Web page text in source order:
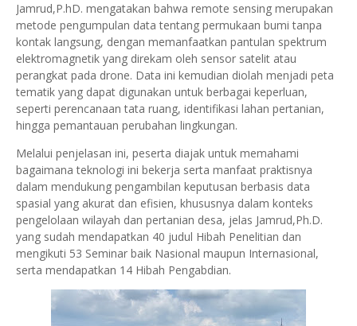
Jamrud,P.hD. mengatakan bahwa remote sensing merupakan
metode pengumpulan data tentang permukaan bumi tanpa
kontak langsung, dengan memanfaatkan pantulan spektrum
elektromagnetik yang direkam oleh sensor satelit atau
perangkat pada drone. Data ini kemudian diolah menjadi peta
tematik yang dapat digunakan untuk berbagai keperluan,
seperti perencanaan tata ruang, identifikasi lahan pertanian,
hingga pemantauan perubahan lingkungan.
Melalui penjelasan ini, peserta diajak untuk memahami
bagaimana teknologi ini bekerja serta manfaat praktisnya
dalam mendukung pengambilan keputusan berbasis data
spasial yang akurat dan efisien, khususnya dalam konteks
pengelolaan wilayah dan pertanian desa, jelas Jamrud,Ph.D.
yang sudah mendapatkan 40 judul Hibah Penelitian dan
mengikuti 53 Seminar baik Nasional maupun Internasional,
serta mendapatkan 14 Hibah Pengabdian.